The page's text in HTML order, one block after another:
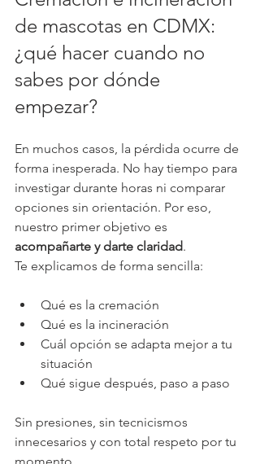
de mascotas en CDMX:
¿qué hacer cuando no
sabes por dónde
empezar?
En muchos casos, la pérdida ocurre de
forma inesperada. No hay tiempo para
investigar durante horas ni comparar
opciones sin orientación. Por eso,
nuestro primer objetivo es
acompañarte y darte claridad.
Te explicamos de forma sencilla:
Qué es la cremación
Qué es la incineración
Cuál opción se adapta mejor a tu
situación
Qué sigue después, paso a paso
Sin presiones, sin tecnicismos
innecesarios y con total respeto por tu